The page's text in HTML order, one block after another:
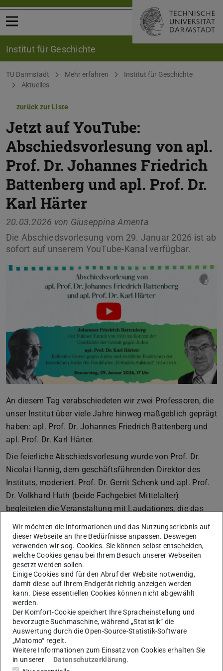
Menü öffnen
Institut für Geschichte
Sie befinden sich hier:
TU Darmstadt Mehr erfahren
Institut für Geschichte
Aktuelles
zurück zur Liste
Jetzt auf YouTube:
Abschiedsvorlesung von apl.
Prof. Dr. Johannes Friedrich
Battenberg und apl. Prof. Dr.
Karl Härter
20.03.2026 von Giuseppina Amenta
Die Abschiedsvorlesung vom 29. Januar 2026 ist ab
sofort auf unserem YouTube-Kanal verfügbar.
An diesem Tag verabschiedeten wir zwei Professoren, die
unser Institut über viele Jahre hinweg maßgeblich geprägt
haben: apl. Prof. Dr. Johannes Friedrich Battenberg und
apl. Prof. Dr. Karl Härter.
Die feierliche Abschiedsvorlesung wurde von Prof. Dr.
Nicolai Hannig, dem geschäftsführenden Direktor des
Instituts, moderiert. Prof. Dr. Gerrit Schenk und apl. Prof.
Dr. Volkhard Huth (beide Fachgebiet Mittelalter)
begleiteten die Veranstaltung mit Laudationes, die das
wissenschaftliche Wirken und die große Bedeutung beider
Professoren würdigten.
In ihrer gemeinsamen Abschiedsvorlesung beleuchteten
Battenberg und Härter anhand zweier Fallbeispiele die
Thematik kollektiver Gewalt gegen die religiöse
Minderheit der Juden in der Frühen Neuzeit. Im Fokus
standen der Fuldaer Tumult von 1591 sowie der
Frankfurter „Fettmilchaufstand“ von 1614–1616. Beides
judenfeindliche Revolten, bei denen es zu massiven
Gewaltaktionen gegen die jüdischen Gemeinden kam.
Die Vorlesung zeigte nicht nur Ursachen, Verlauf und
Wir möchten die Informationen und das Nutzungserlebnis auf
dieser Webseite an Ihre Bedürfnisse anpassen. Deswegen
verwenden wir sog. Cookies. Sie können selbst entscheiden,
welche Cookies genau bei Ihrem Besuch unserer Webseiten
gesetzt werden sollen.
Einige Cookies sind für den Abruf der Website notwendig,
damit diese auf Ihrem Endgerät richtig anzeigen werden
kann. Diese essentiellen Cookies können nicht abgewählt
werden.
Der Komfort-Cookie speichert Ihre Spracheinstellung und
bevorzugte Suchmaschine, während „Statistik“ die
Auswertung durch die Open-Source-Statistik-Software
„Matomo“ regelt.
Weitere Informationen zum Einsatz von Cookies erhalten Sie
in unserer
Datenschutzerklärung.